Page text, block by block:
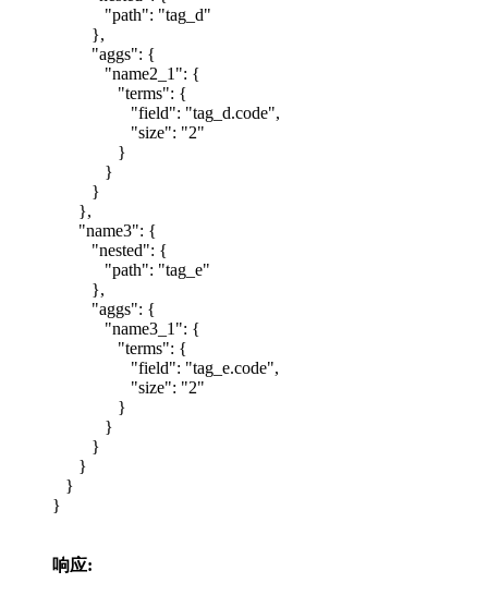
"path": "tag_d"
},
"aggs": {
"name2_1": {
"terms": {
"field": "tag_d.code",
"size": "2"
}
}
}
},
"name3": {
"nested": {
"path": "tag_e"
},
"aggs": {
"name3_1": {
"terms": {
"field": "tag_e.code",
"size": "2"
}
}
}
}
}
}
响应: